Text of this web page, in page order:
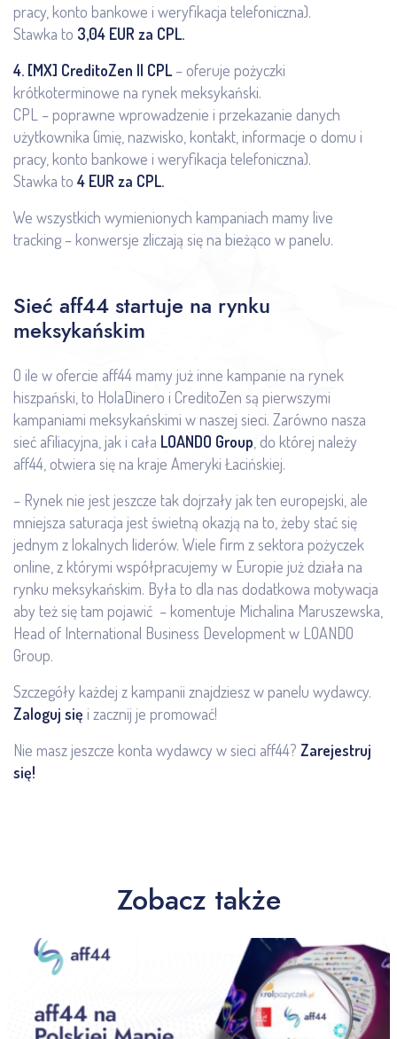
pracy, konto bankowe i weryfikacja telefoniczna).
Stawka to 3,04 EUR za CPL.
4. [MX] CreditoZen || CPL – oferuje pożyczki
krótkoterminowe na rynek meksykański.
CPL – poprawne wprowadzenie i przekazanie danych
użytkownika (imię, nazwisko, kontakt, informacje o domu i
pracy, konto bankowe i weryfikacja telefoniczna).
Stawka to 4 EUR za CPL.
We wszystkich wymienionych kampaniach mamy live
tracking – konwersje zliczają się na bieżąco w panelu.
Sieć aff44 startuje na rynku
meksykańskim
O ile w ofercie aff44 mamy już inne kampanie na rynek
hiszpański, to HolaDinero i CreditoZen są pierwszymi
kampaniami meksykańskimi w naszej sieci. Zarówno nasza
sieć afiliacyjna, jak i cała LOANDO Group , do której należy
aff44, otwiera się na kraje Ameryki Łacińskiej.
– Rynek nie jest jeszcze tak dojrzały jak ten europejski, ale
mniejsza saturacja jest świetną okazją na to, żeby stać się
jednym z lokalnych liderów. Wiele firm z sektora pożyczek
online, z którymi współpracujemy w Europie już działa na
rynku meksykańskim. Była to dla nas dodatkowa motywacja
aby też się tam pojawić – komentuje Michalina Maruszewska,
Head of International Business Development w LOANDO
Group.
Szczegóły każdej z kampanii znajdziesz w panelu wydawcy.
Zaloguj się i zacznij je promować!
Nie masz jeszcze konta wydawcy w sieci aff44? Zarejestruj
się!
Zobacz także